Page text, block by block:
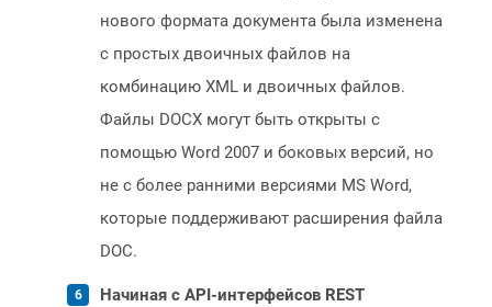
нового формата документа была изменена
с простых двоичных файлов на
комбинацию XML и двоичных файлов.
Файлы DOCX могут быть открыты с
помощью Word 2007 и боковых версий, но
не с более ранними версиями MS Word,
которые поддерживают расширения файла
DOC.
Начиная с API-интерфейсов REST